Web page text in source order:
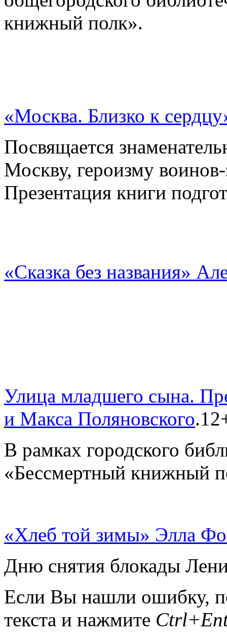
книжный полк».
«Москва. Близко к
Посвящается
Москву, героизму
Презентация книги
«Сказка без названия»
Улица младшего сына.
и Макса Поляновского
В рамках городского
«Бессмертный книжный
«Хлеб той зимы» Элла
Дню снятия блокады
Если Вы нашли ошибку,
текста и нажмите